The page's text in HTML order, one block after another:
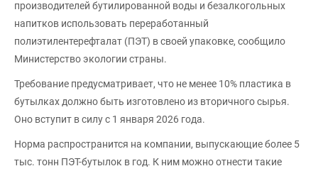
производителей бутилированной воды и безалкогольных
напитков использовать переработанный
полиэтилентерефталат (ПЭТ) в своей упаковке, сообщило
Министерство экологии страны.
Требование предусматривает, что не менее 10% пластика в
бутылках должно быть изготовлено из вторичного сырья.
Оно вступит в силу с 1 января 2026 года.
Норма распространится на компании, выпускающие более 5
тыс. тонн ПЭТ-бутылок в год. К ним можно отнести такие